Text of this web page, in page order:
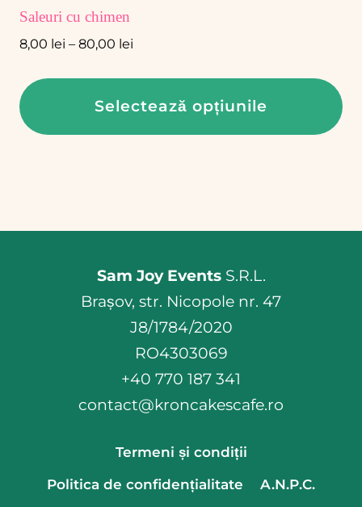
Saleuri cu chimen
8,00 lei – 80,00 lei
8,00 lei
Selectează opțiunile
Opțiunile
Sam Joy EventsS.R.L.
Brașov, str. Nicopole nr. 47
J8/1784/2020
RO4303069
+40 770 187 341
contact@kroncakescafe.ro
Termeni și condiții
Politica de confidențialitate
A.N.P.C.